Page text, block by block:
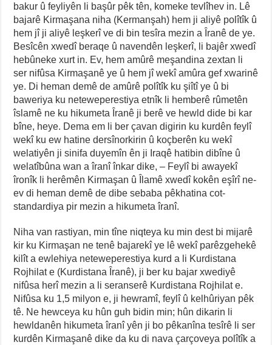
bakur û feyliyên li başûr pêk tên, komeke tevlîhev in. Lê
bajarê Kirmaşana niha (Kermanşah) hem ji aliyê polîtîk û
hem jî ji aliyê leşkerî ve di bin tesîra mezin a Îranê de ye.
Besîcên xwedî beraqe û navendên leşkerî, li bajêr xwedî
hebûneke xurt in. Ev, hem amûrê meşandina zextan li
ser nifûsa Kirmaşanê ye û hem jî wekî amûra gef xwarinê
ye. Di heman demê de amûrê polîtîk ku şiîtî ye û bi
baweriya ku neteweperestiya etnîk li hemberê rûmetên
îslamê ne ku hikumeta Îranê ji berê ve hewld dide bi kar
bîne, heye. Dema em li ber çavan digirin ku kurdên feylî
wekî ku ew hatine dersînorkirin û koçberên ku wekî
welatiyên ji sinifa duyemîn ên ji Iraqê hatibin dibîne û
welatîbûna wan a îranî înkar dike, – Feylî bi awayekî
îronîk li herêmên Kirmaşan û Îlamê xwedî kokên eşîrî ne-
ev di heman demê de dibe sebaba pêkhatina cot-
standardiya pir mezin a hikumeta îranî.
Niha van rastiyan, min tîne niqteya ku min dest bi mijarê
kir ku Kirmaşan ne tenê bajarekî ye lê wekî parêzgehekê
kilît a ewlehiya neteweperestiya kurd a li Kurdistana
Rojhilat e (Kurdistana Îranê), ji ber ku bajar xwediyê
nifûsa herî mezin a li seranserê Kurdistana Rojhilat e.
Nifûsa ku 1,5 milyon e, ji hewramî, feylî û kelhûriyan pêk
tê. Ne hewceya ku hûn guh bidin min; hûn dikarin li
hewldanên hikumeta îranî yên ji bo pêkanîna tesîrê li ser
kurdên Kirmaşanê dike da ku di nava çarçoveya polîtîk a